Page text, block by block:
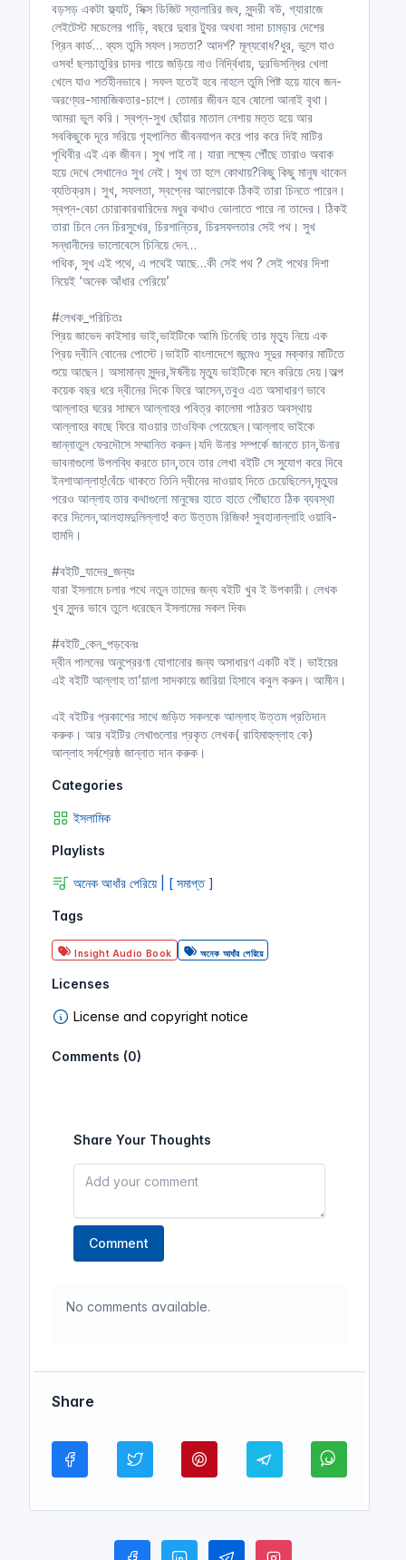
বড়সড় একটা ফ্ল্যাট, সিক্স ডিজিট স্যালারির জব, সুন্দরী বউ, গ্যারাজে
লেইটেস্ট মডেলের গাড়ি, বছরে দুবার ট্যুর অথবা সাদা চামড়ার দেশের
গ্রিন কার্ড… ব্যস তুমি সফল।সততা? আদর্শ? মূল্যবোধ?ধুর, ভুলে যাও
ওসব! ছলচাতুরির চাদর গায়ে জড়িয়ে নাও নির্দ্বিধায়, দুরভিসন্ধির খেলা
খেলে যাও শর্তহীনভাবে। সফল হতেই হবে নাহলে তুমি পিষ্ট হয়ে যাবে জন-
অরণ্যের-সামাজিকতার-চাপে। তোমার জীবন হবে ষোলো আনাই বৃথা।
আমরা ভুল করি। স্বপ্ন-সুখ ছোঁয়ার মাতাল নেশায় মত্ত হয়ে আর
সবকিছুকে দূরে সরিয়ে গৃহপালিত জীবনযাপন করে পার করে দিই মাটির
পৃথিবীর এই এক জীবন। সুখ পাই না। যারা লক্ষ্যে পৌঁছে তারাও অবাক
হয়ে দেখে সেখানেও সুখ নেই। সুখ তা হলে কোথায়?কিছু কিছু মানুষ থাকেন
ব্যতিক্রম। সুখ, সফলতা, স্বপ্নের আলেয়াকে ঠিকই তারা চিনতে পারেন।
স্বপ্ন-বেচা চোরাকারবারিদের মধুর কথাও ভোলাতে পারে না তাদের। ঠিকই
তারা চিনে নেন চিরসুখের, চিরশান্তির, চিরসফলতার সেই পথ। সুখ
সন্ধানীদের ভালোবেসে চিনিয়ে দেন…
পথিক, সুখ এই পথে, এ পথেই আছে…কী সেই পথ ? সেই পথের দিশা
নিয়েই ‘অনেক আঁধার পেরিয়ে’
#লেখক_পরিচিতঃ
প্রিয় জাভেদ কাইসার ভাই,ভাইটিকে আমি চিনেছি তার মৃত্যু নিয়ে এক
প্রিয় দ্বীনি বোনের পোস্টে।ভাইটি বাংলাদেশে জন্মেও সূদুর মক্কার মাটিতে
শুয়ে আছেন। অসামান্য সুন্দর,ঈর্ষনীয় মৃত্যু ভাইটিকে মনে করিয়ে দেয়।অল্প
কয়েক বছর ধরে দ্বীনের দিকে ফিরে আসেন,তবুও এত অসাধারণ ভাবে
আল্লাহর ঘরের সামনে আল্লাহর পবিত্র কালেমা পাঠরত অবস্থায়
আল্লাহর কাছে ফিরে যাওয়ার তাওফিক পেয়েছেন।আল্লাহ ভাইকে
জান্নাতুল ফেরদৌসে সম্মানিত করুন।যদি উনার সম্পর্কে জানতে চান,উনার
ভাবনাগুলো উপলব্ধি করতে চান,তবে তার লেখা বইটি সে সুযোগ করে দিবে
ইনশাআল্লাহ্!বেঁচে থাকতে তিনি দ্বীনের দাওয়াহ দিতে চেয়েছিলেন,মৃত্যুর
পরেও আল্লাহ তার কথাগুলো মানুষের হাতে হাতে পৌঁছাতে ঠিক ব্যবস্থা
করে দিলেন,আলহামদুলিল্লাহ! কত উত্তম রিজিক! সুবহানাল্লাহি ওয়াবি-
হামদি।
#বইটি_যাদের_জন্যঃ
যারা ইসলামে চলার পথে নতুন তাদের জন্য বইটি খুব ই উপকারী। লেখক
খুব সুন্দর ভাবে তুলে ধরেছেন ইসলামের সকল দিক৷
#বইটি_কেন_পড়বেনঃ
দ্বীন পালনের অনুপ্রেরণা যোগানোর জন্য অসাধারণ একটি বই। ভাইয়ের
এই বইটি আল্লাহ তা’য়ালা সাদকায়ে জারিয়া হিসাবে কবুল করুন। আমীন।
এই বইটির প্রকাশের সাথে জড়িত সকলকে আল্লাহ উত্তম প্রতিদান
করুক। আর বইটির লেখাগুলোর প্রকৃত লেখক( রাহিমাহুল্লাহ কে)
আল্লাহ সর্বশ্রেষ্ঠ জান্নাত দান করুক।
Categories
ইসলামিক
Playlists
অনেক আধাঁর পেরিয়ে | [ সমাপ্ত ]
Tags
Insight Audio Book অনেক আধাঁর পেরিয়ে
Licenses
License and copyright notice
Comments (0)
Share Your Thoughts
Comment
No comments available.
Share